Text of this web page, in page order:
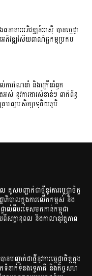
ាគារអភិវឌ្ឍន៍អាស៊ី បានប្តេជ្ញា
អភិវឌ្ឍវិស័យពាណិជ្ជកម្មប្រកប
ល់ការណែនាំ និងក្រើនរំឭក
នូវការងារសំខាន់ៗ ពាក់ព័ន្ធ
រមធ្យមសិក្សាទុតិយភូមិ
បញ្ជាក់ជាថ្មីនូវការប្តេជ្ញាចិត្ត
ាភិបាលក្នុងការលើកកម្ពស់ និង
ាល់ពីបរទេសមកកាន់កម្ពុជា
ពីសក្ដានុពល និងកាលានុវត្តភាព
ញ្ជាក់ជាថ្មីនូវការប្តេជ្ញាចិត្តក្នុង
ទំនាក់ទំនងទ្វេភាគី និងកិច្ចសហ